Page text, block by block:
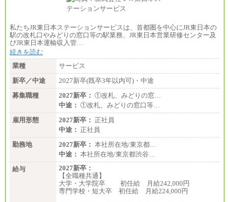
私たちJR東日本ステーションサービスは、首都圏を中心にJR東日本の
駅の改札口やみどりの窓口等の駅業務、JR東日本営業研修センター及
びJR東日本運輸収入管…
続きを読む
業種
サービス
新卒／中途
2027新卒(既卒3年以内可)・中途
募集職種
2027新卒： ①改札、みどりの窓…
中途： ①改札、みどりの窓口等…
雇用形態
2027新卒： 正社員
中途： 正社員
勤務地
2027新卒： 本社所在地/東京都…
中途： 本社所在地/東京都渋谷…
給与
2027新卒：
【全職種共通】
大学・大学院卒 初任給 月給242,000円
専門学校・短大卒 初任給 月給224,000円